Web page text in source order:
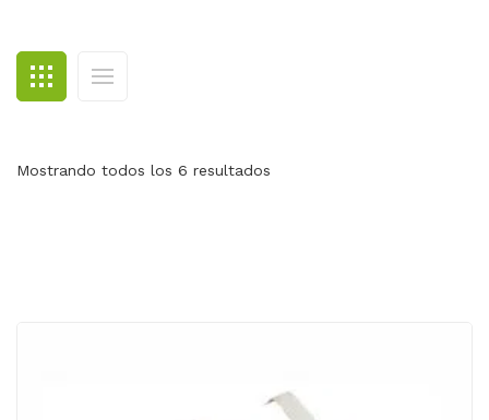
BLOG
CONTACTO
Mostrando todos los 6 resultados